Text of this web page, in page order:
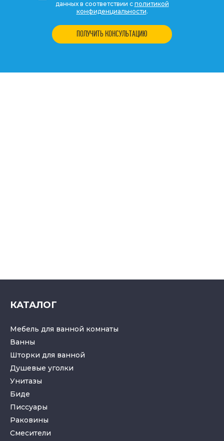
данных в соответствии с политикой
конфиденциальности.
ПОЛУЧИТЬ КОНСУЛЬТАЦИЮ
КАТАЛОГ
Мебель для ванной комнаты
Ванны
Шторки для ванной
Душевые уголки
Унитазы
Биде
Писсуары
Раковины
Смесители